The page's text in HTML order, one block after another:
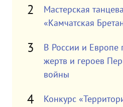
Мастерская
«Камчатская
В России и Европе
жертв и героев
войны
Конкурс